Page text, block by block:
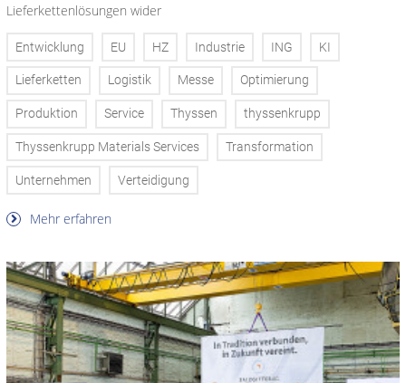
Lieferkettenlösungen wider
Entwicklung EU HZ Industrie ING KI
Lieferketten Logistik Messe Optimierung
Produktion Service Thyssen thyssenkrupp
Thyssenkrupp Materials Services Transformation
Unternehmen Verteidigung
Mehr erfahren